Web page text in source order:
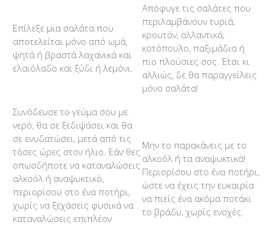
Επίλεξε μια σαλάτα που
αποτελείται μόνο από ωμά,
ψητά ή βραστά λαχανικά και
ελαιόλαδο και ξύδι ή λεμόνι.
Απόφυγε τις σαλάτες που
περιλαμβάνουν τυριά,
κρουτόν, αλλαντικά,
κοτόπουλο, παξιμάδια ή
πιο πλούσιες σος. Έτσι κι
αλλιώς, δε θα παραγγείλεις
μόνο σαλάτα!
Συνόδευσε το γεύμα σου με
νερό, θα σε ξεδιψάσει και θα
σε ενυδατώσει, μετά από τις
τόσες ώρες στον ήλιο. Εάν θες
οπωσδήποτε να καταναλώσεις
αλκοόλ ή αναψυκτικό,
περιορίσου στο ένα ποτήρι,
χωρίς να ξεχάσεις φυσικά να
καταναλώσεις επιπλέον
Μην το παρακάνεις με το
αλκοόλ ή τα αναψυκτικά!
Περιορίσου στο ένα ποτήρι,
ώστε να έχεις την ευκαιρία
να πιείς ένα ακόμα ποτάκι
το βράδυ, χωρίς ενοχές.